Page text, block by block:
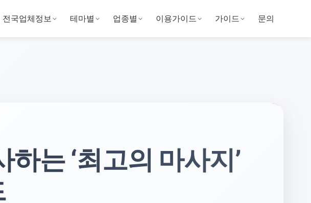
전국업체정보 테마별 업종별 이용가이드 가이드 문의
는 ‘최고의 마사지’